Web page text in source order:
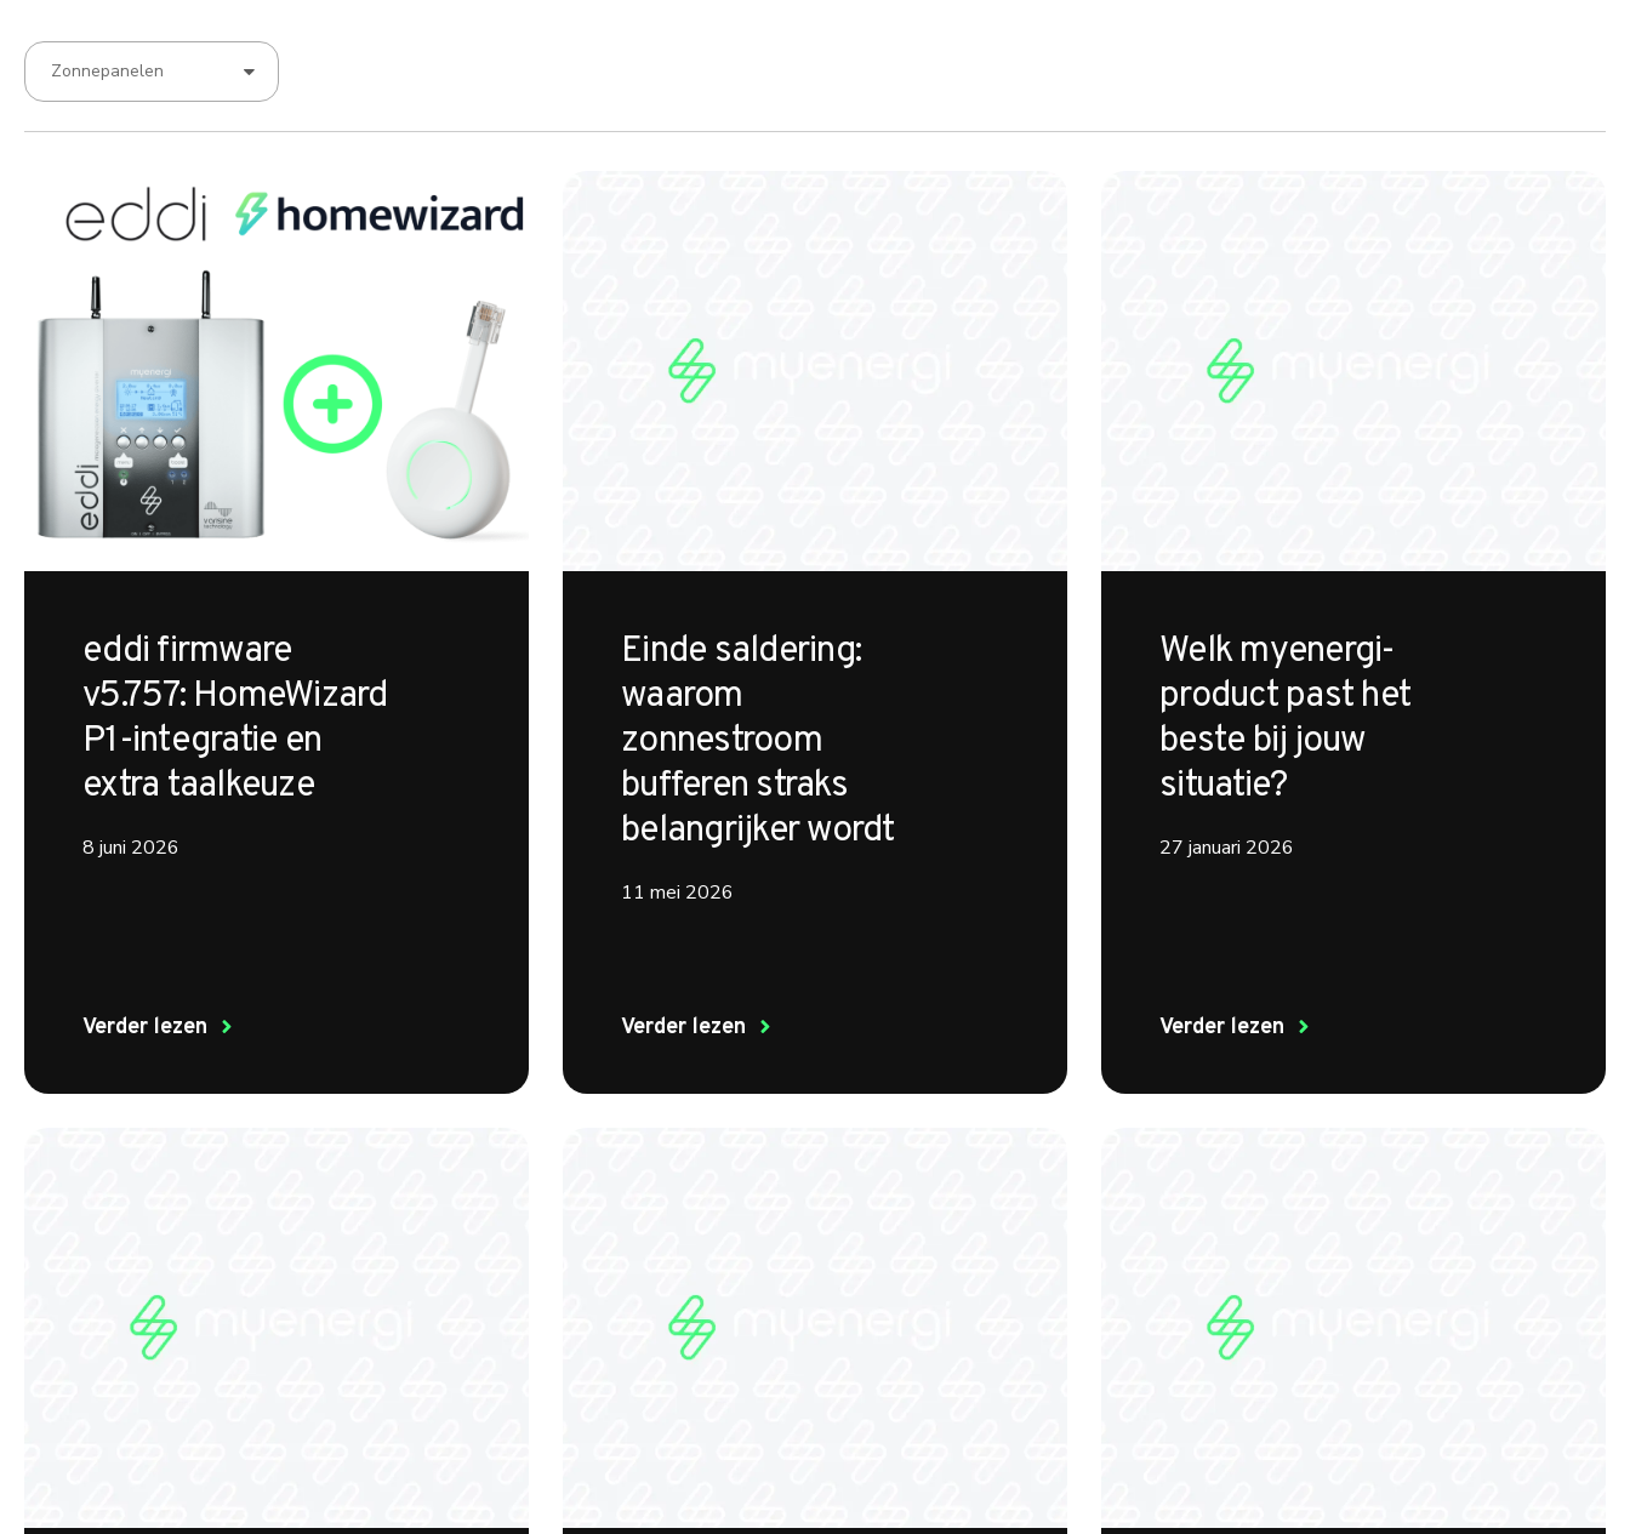
eddi firmware
v5.757: HomeWizard
P1-integratie en
extra taalkeuze
8 juni 2026
Verder lezen
Einde saldering:
waarom
zonnestroom
bufferen straks
belangrijker wordt
11 mei 2026
Verder lezen
Welk myenergi-
product past het
beste bij jouw
situatie?
27 januari 2026
Verder lezen